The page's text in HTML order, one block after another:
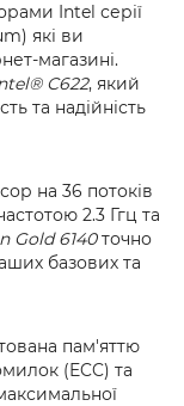
Intel серії
які ви
магазині.
C622, який
та надійність
на 36 потоків
2.3 Ггц та
Gold 6140точно
базових та
пам'яттю
(ECC) та